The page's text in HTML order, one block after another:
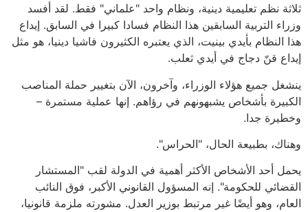
ثلاثة نظم تعليمية دينية، ونظام واحد "علماني" فقط. لقد أفسد
وزراء التربية السابقين هذا النظام فسادا كبيرا في السابق. إيداع
هذا النظام بأيدي بينيت، الذي يعتبره الكثيرون فاشيا دينيا، هو مثل
إيداع قنّ دجاج في أيدي ثعلب.
ينشغل جميع هؤلاء الوزراء، وآخرون، الآن بتغيير حملة المناصب
الكبيرة بأشخاص يشبهونهم في رؤاهم. إنها عملية مستمرة –
وخطيرة جدا.
وهناك، بطبيعة الحال، "الحراس".
يحمل أحد الأشخاص الأكثر أهمية في الدولة لقب "المستشار
القضائي للحكومة". إنه المسؤول القانوني الأكبر، فوق النائب
العام، وهو أيضًا غير مرتبط بوزير العدل. مشورته ملزمة قانونيا،